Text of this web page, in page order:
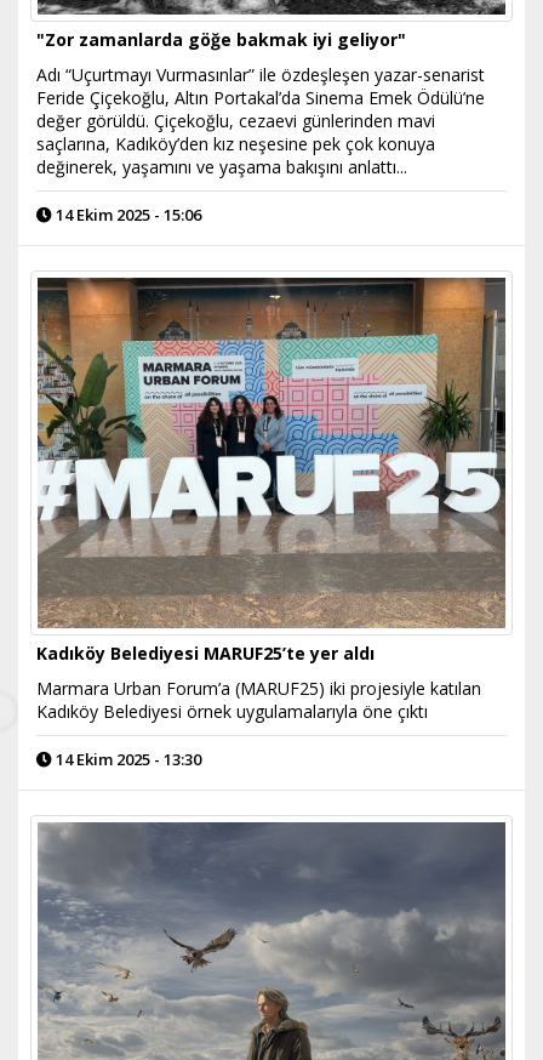
"Zor zamanlarda göğe bakmak iyi geliyor"
Adı “Uçurtmayı Vurmasınlar” ile özdeşleşen yazar-senarist
Feride Çiçekoğlu, Altın Portakal’da Sinema Emek Ödülü’ne
değer görüldü. Çiçekoğlu, cezaevi günlerinden mavi
saçlarına, Kadıköy’den kız neşesine pek çok konuya
değinerek, yaşamını ve yaşama bakışını anlattı...
14 Ekim 2025 - 15:06
Kadıköy Belediyesi MARUF25’te yer aldı
Marmara Urban Forum’a (MARUF25) iki projesiyle katılan
Kadıköy Belediyesi örnek uygulamalarıyla öne çıktı
14 Ekim 2025 - 13:30